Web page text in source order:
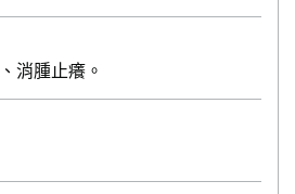
消腫止癢。